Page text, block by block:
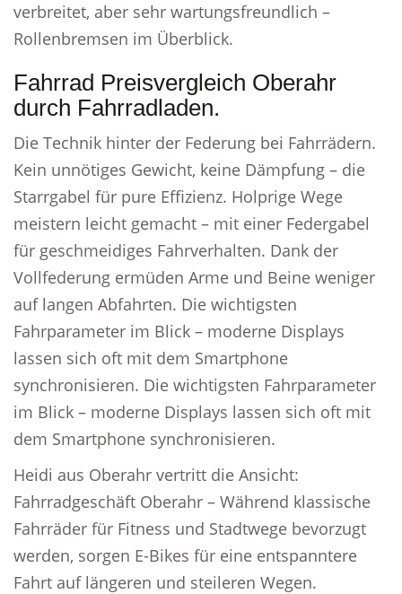
verbreitet, aber sehr wartungsfreundlich –
Rollenbremsen im Überblick.
Fahrrad Preisvergleich Oberahr
durch Fahrradladen.
Die Technik hinter der Federung bei Fahrrädern.
Kein unnötiges Gewicht, keine Dämpfung – die
Starrgabel für pure Effizienz. Holprige Wege
meistern leicht gemacht – mit einer Federgabel
für geschmeidiges Fahrverhalten. Dank der
Vollfederung ermüden Arme und Beine weniger
auf langen Abfahrten. Die wichtigsten
Fahrparameter im Blick – moderne Displays
lassen sich oft mit dem Smartphone
synchronisieren. Die wichtigsten Fahrparameter
im Blick – moderne Displays lassen sich oft mit
dem Smartphone synchronisieren.
Heidi aus Oberahr vertritt die Ansicht:
Fahrradgeschäft Oberahr – Während klassische
Fahrräder für Fitness und Stadtwege bevorzugt
werden, sorgen E-Bikes für eine entspanntere
Fahrt auf längeren und steileren Wegen.